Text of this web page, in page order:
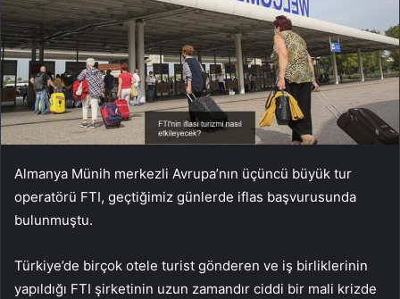
Almanya Münih merkezli Avrupa’nın üçüncü büyük tur
operatörü FTI, geçtiğimiz günlerde iflas başvurusunda
bulunmuştu.
Türkiye’de birçok otele turist gönderen ve iş birliklerinin
yapıldığı FTI şirketinin uzun zamandır ciddi bir mali krizde